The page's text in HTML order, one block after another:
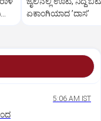
ಏಕಾಂಗಿಯಾದ ʼದಾಸʼ
5:06 AM IST